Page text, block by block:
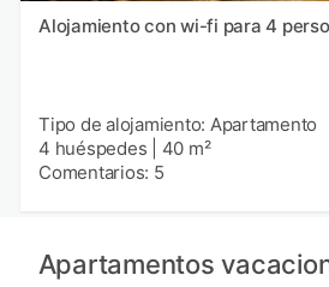
Alojamiento con wi-fi para 4
Tipo de alojamiento: Apartamento
4 huéspedes
40 m²
Comentarios: 5
Apartamentos